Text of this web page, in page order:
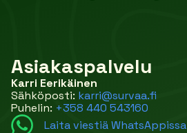
Asiakaspalvelu
Karri Eerikäinen
Sähköposti: karri@survaa.fi
Puhelin: +358 440 543160
Laita viestiä WhatsAppissa